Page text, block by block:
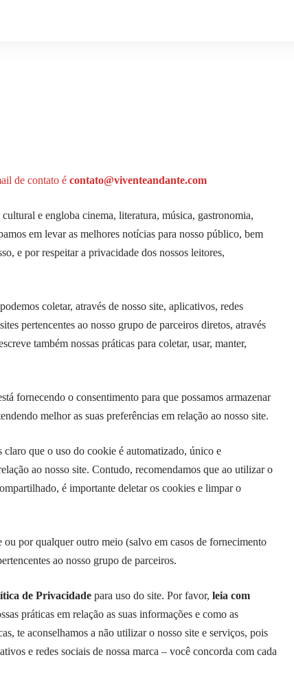
de contato é contato@viventeandante.com
e engloba cinema, literatura, música, gastronomia,
em levar as melhores notícias para nosso público, bem
e por respeitar a privacidade dos nossos leitores,
coletar, através de nosso site, aplicativos, redes
pertencentes ao nosso grupo de parceiros diretos, através
também nossas práticas para coletar, usar, manter,
fornecendo o consentimento para que possamos armazenar
melhor as suas preferências em relação ao nosso site.
que o uso do cookie é automatizado, único e
ao nosso site. Contudo, recomendamos que ao utilizar o
é importante deletar os cookies e limpar o
por qualquer outro meio (salvo em casos de fornecimento
ao nosso grupo de parceiros.
de Privacidade para uso do site. Por favor, leia com
práticas em relação as suas informações e como as
te aconselhamos a não utilizar o nosso site e serviços, pois
e redes sociais de nossa marca – você concorda com cada